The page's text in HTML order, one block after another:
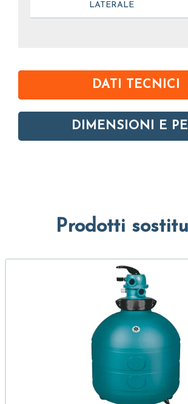
LATERALE
DATI TECNICI
DIMENSIONI E
Prodotti